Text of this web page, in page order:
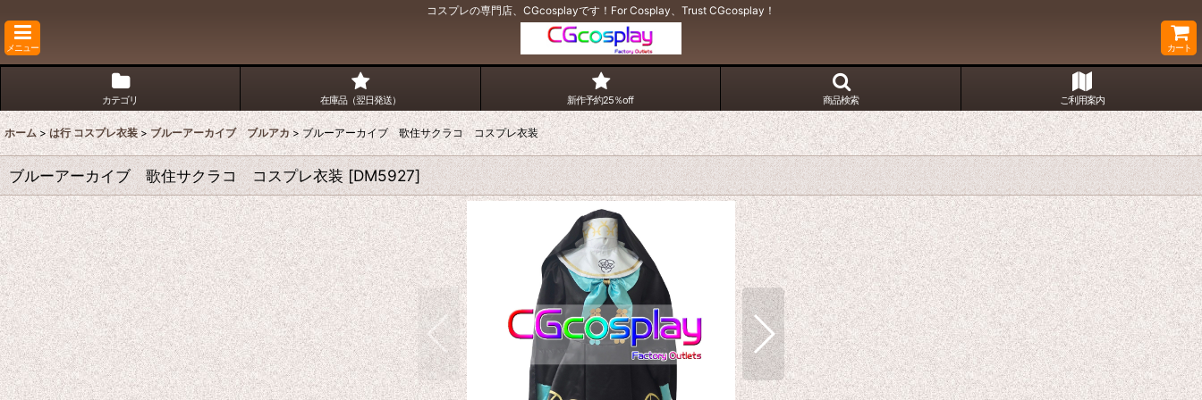
コスプレの専門店、CGcosplayです！For Cosplay、Trust CGcosplay！
メニュー カート
カテゴリ 在庫品（翌日発送） 新作予約25％off 商品検索 ご利用案内
ホーム > は行 コスプレ衣装 > ブルーアーカイブ ブルアカ > ブルーアーカイブ 歌住サクラコ コスプレ衣装
ブルーアーカイブ 歌住サクラコ コスプレ衣装 [DM5927]